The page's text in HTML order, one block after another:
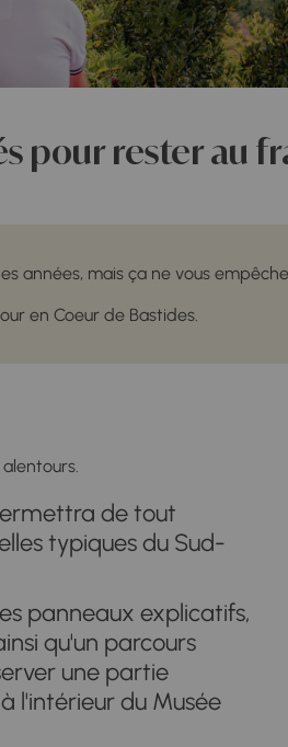
pour rester au
années, mais ça ne vous
en Coeur de Bastides.
de tout
typiques du Sud-
panneaux explicatifs,
qu'un parcours
une partie
l'intérieur du Musée